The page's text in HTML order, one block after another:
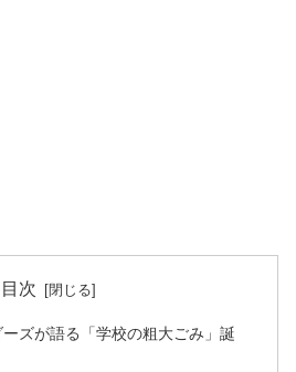
目次
ズが語る「学校の粗大ごみ」誕